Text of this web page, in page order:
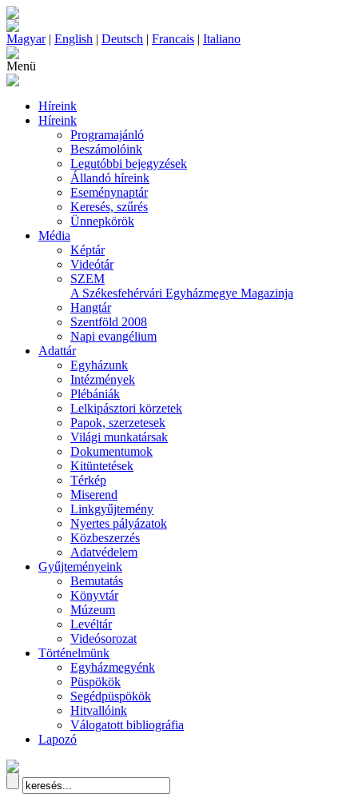
Magyar| English | Deutsch | Francais | Italiano
Menü
Híreink
Híreink
Programajánló
Beszámolóink
Legutóbbi bejegyzések
Állandó híreink
Eseménynaptár
Keresés, szűrés
Ünnepkörök
Média
Képtár
Videótár
SZEM
A Székesfehérvári Egyházmegye Magazinja
Hangtár
Szentföld 2008
Napi evangélium
Adattár
Egyházunk
Intézmények
Plébániák
Lelkipásztori körzetek
Papok, szerzetesek
Világi munkatársak
Dokumentumok
Kitüntetések
Térkép
Miserend
Linkgyűjtemény
Nyertes pályázatok
Közbeszerzés
Adatvédelem
Gyűjteményeink
Bemutatás
Könyvtár
Múzeum
Levéltár
Videósorozat
Történelmünk
Egyházmegyénk
Püspökök
Segédpüspökök
Hitvallóink
Válogatott bibliográfia
Lapozó